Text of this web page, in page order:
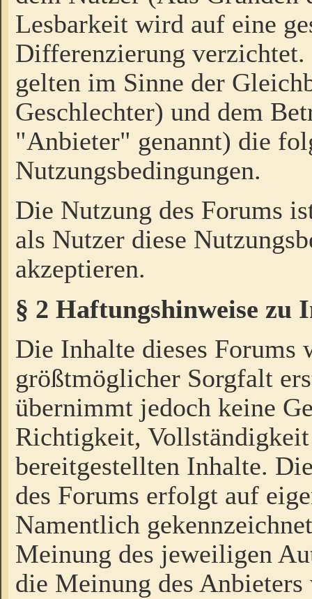
Lesbarkeit wird auf eine
Differenzierung
gelten im Sinne der
Geschlechter) und dem
"Anbieter" genannt) die
Nutzungsbedingungen.
Die Nutzung des Forums
als Nutzer diese
akzeptieren.
§ 2 Haftungshinweise zu
Die Inhalte dieses Forums
größtmöglicher Sorgfalt
übernimmt jedoch keine
Richtigkeit,
bereitgestellten Inhalte.
des Forums erfolgt auf
Namentlich
Meinung des jeweiligen
die Meinung des Anbieters